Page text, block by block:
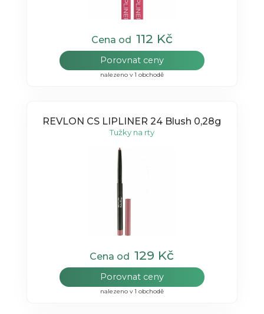
Cena od 112 Kč
Porovnat ceny
nalezeno v 1 obchodě
REVLON CS LIPLINER 24 Blush 0,28g
Tužky na rty
Cena od129 Kč
Porovnat ceny
nalezeno v 1 obchodě